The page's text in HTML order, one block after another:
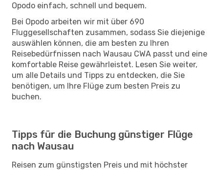
Opodo einfach, schnell und bequem.
Bei Opodo arbeiten wir mit über 690
Fluggesellschaften zusammen, sodass Sie diejenige
auswählen können, die am besten zu Ihren
Reisebedürfnissen nach Wausau CWA passt und eine
komfortable Reise gewährleistet. Lesen Sie weiter,
um alle Details und Tipps zu entdecken, die Sie
benötigen, um Ihre Flüge zum besten Preis zu
buchen.
Tipps für die Buchung günstiger Flüge
nach Wausau
Reisen zum günstigsten Preis und mit höchster